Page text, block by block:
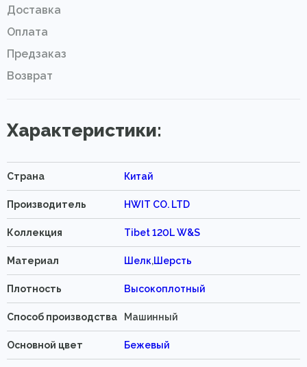
Доставка
Оплата
Предзаказ
Возврат
Характеристики:
Страна Китай
Производитель HWIT CO. LTD
Коллекция Tibet 120L W&S
Материал Шелк,Шерсть
Плотность Высокоплотный
Способ производства Машинный
Основной цвет Бежевый